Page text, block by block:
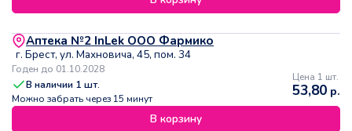
Аптека №2 InLek ООО Фармико
г. Брест, ул. Махновича, 45, пом. 34
Годен до 01.10.2028
В наличии 1 шт.
Можно забрать через 15 минут
Цена 1 шт.
53,80 р.
В корзину